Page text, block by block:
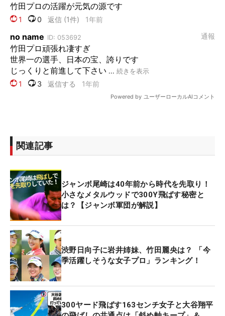
関連記事
ジャンボ尾崎は40年前から時代を先取り！
小さなメタルウッドで300Y飛ばす秘密と
は？【ジャンボ軍団が解説】
渋野日向子に岩井姉妹、竹田麗央は？ 「今
季活躍しそうな女子プロ」ランキング！
300ヤード飛ばす163センチ女子と大谷翔平